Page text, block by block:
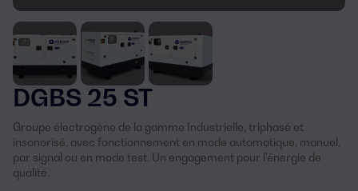
DGBS 25 ST
Groupe électrogène de la gamme Industrielle, triphasé et
insonorisé, avec fonctionnement en mode automatique, manuel,
par signal ou en mode test. Un engagement pour l'énergie de
qualité.